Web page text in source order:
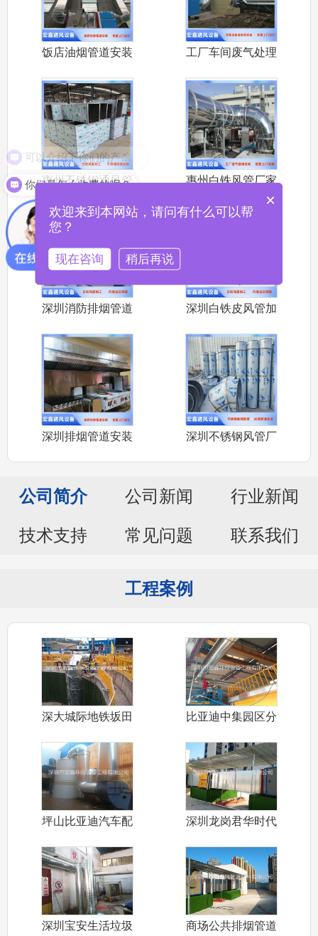
饭店油烟管道安装
工厂车间废气处理
惠州不锈钢通风管
惠州白铁风管厂家
深圳消防排烟管道
深圳白铁皮风管加
深圳排烟管道安装
深圳不锈钢风管厂
公司简介 公司新闻 行业新闻
技术支持 常见问题 联系我们
工程案例
深大城际地铁坂田
比亚迪中集园区分
坪山比亚迪汽车配
深圳龙岗君华时代
深圳宝安生活垃圾 商场公共排烟管道
可以介绍下你们的产品么？
你们是怎么收费的呢？
×
欢迎来到本网站，请问有什么可以帮
您？
现在咨询 稍后再说